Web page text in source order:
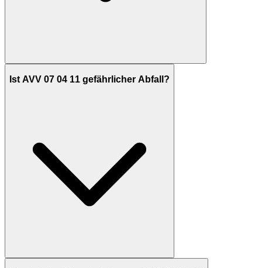
Ist AVV 07 04 11 gefährlicher Abfall?